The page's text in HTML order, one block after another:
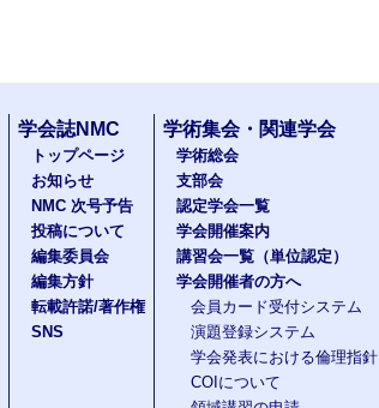
学会誌NMC
トップページ
お知らせ
NMC 次号予告
投稿について
編集委員会
編集方針
転載許諾/著作権
SNS
学術集会・関連学会
学術総会
支部会
認定学会一覧
学会開催案内
講習会一覧（単位認定）
学会開催者の方へ
会員カード受付システム
演題登録システム
学会発表における倫理指針
COIについて